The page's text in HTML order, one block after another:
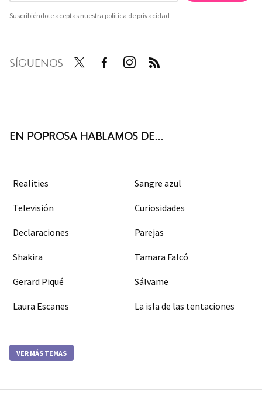
Suscribiéndote aceptas nuestra política de privacidad
SÍGUENOS
EN POPROSA HABLAMOS DE...
Realities Sangre azul
Televisión Curiosidades
Declaraciones Parejas
Shakira Tamara Falcó
Gerard Piqué Sálvame
Laura Escanes La isla de las tentaciones
VER MÁS TEMAS